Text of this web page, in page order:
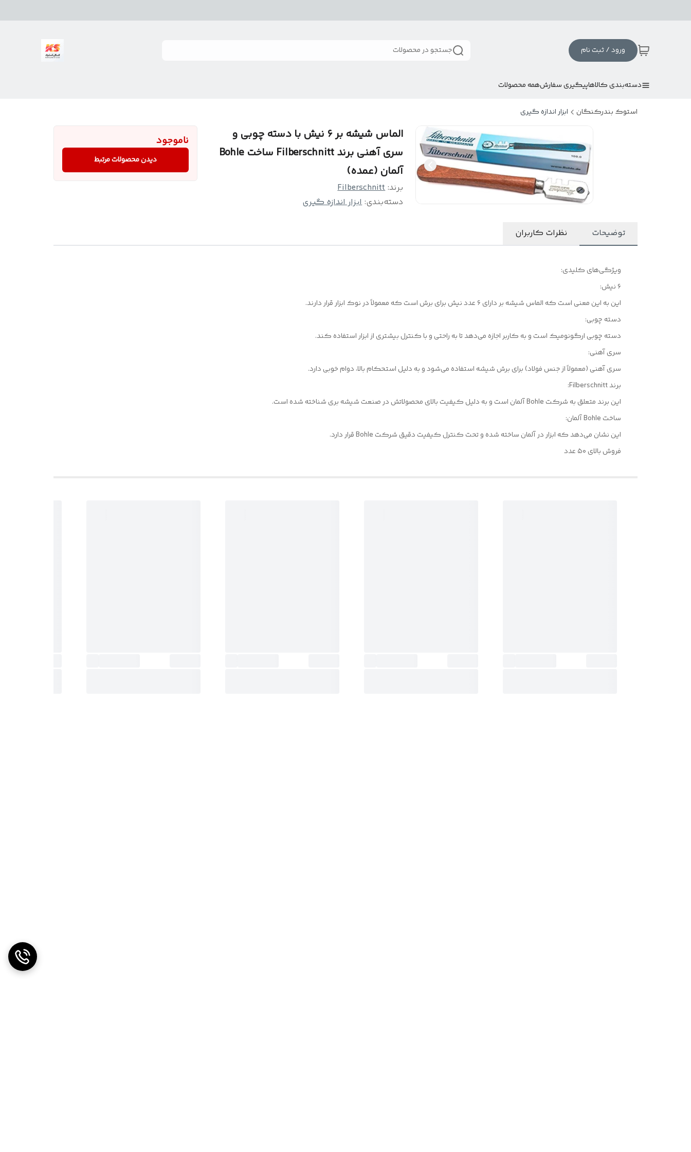
ورود / ثبت نام جستجو در محصولات
دسته‌بندی کالاهاپیگیری سفارشهمه محصولات
استوک بندرکنگان ابزار اندازه گیری
الماس شیشه بر ۶ نیش با دسته چوبی و
سری آهنی برند Filberschnitt ساخت Bohle
آلمان (عمده)
برند:Filberschnitt
دسته‌بندی:ابزار اندازه گیری
ناموجود
دیدن محصولات مرتبط
توضیحات نظرات کاربران
ویژگی‌های کلیدی:
۶ نیش:
این به این معنی است که الماس شیشه بر دارای ۶ عدد نیش برای برش است که معمولاً در نوک ابزار قرار دارند.
دسته چوبی:
دسته چوبی ارگونومیک است و به کاربر اجازه می‌دهد تا به راحتی و با کنترل بیشتری از ابزار استفاده کند.
سری آهنی:
سری آهنی (معمولاً از جنس فولاد) برای برش شیشه استفاده می‌شود و به دلیل استحکام بالا، دوام خوبی دارد.
برند Filberschnitt:
این برند متعلق به شرکت Bohle آلمان است و به دلیل کیفیت بالای محصولاتش در صنعت شیشه بری شناخته شده است.
ساخت Bohle آلمان:
این نشان می‌دهد که ابزار در آلمان ساخته شده و تحت کنترل کیفیت دقیق شرکت Bohle قرار دارد.
فروش بالای ۵۰ عدد